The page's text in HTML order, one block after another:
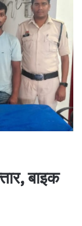
बाइक